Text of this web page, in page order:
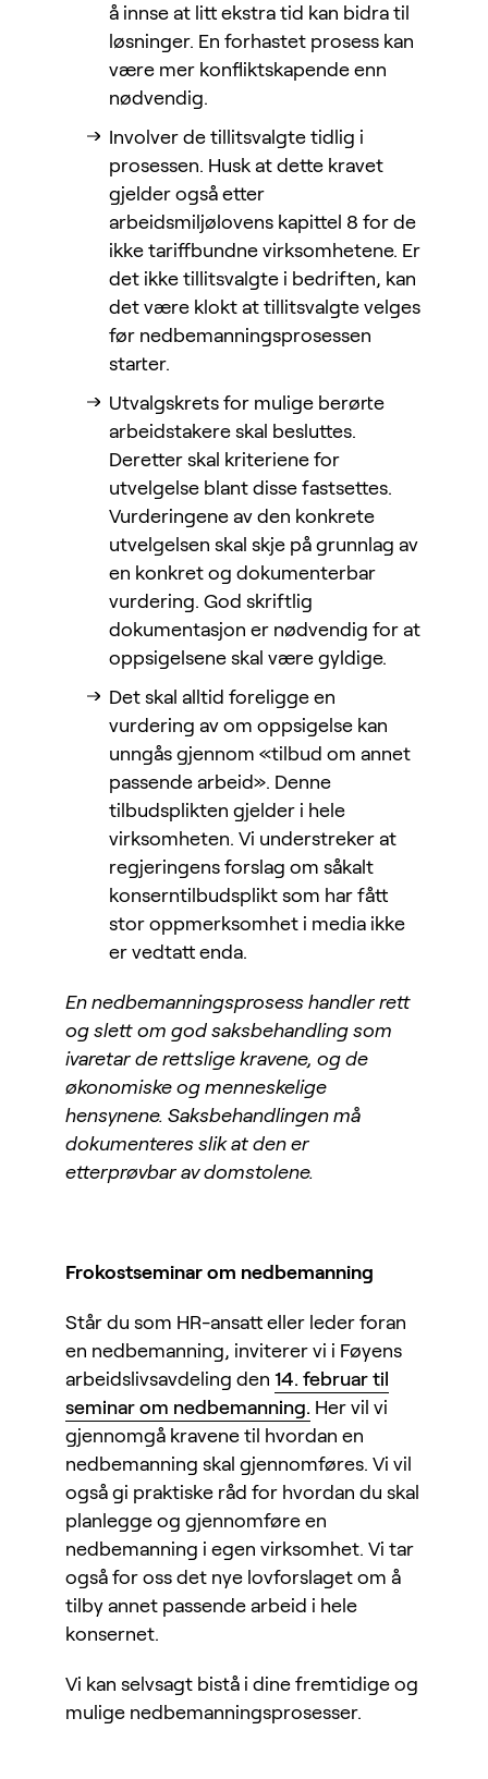
å innse at litt ekstra tid kan bidra til
løsninger. En forhastet prosess kan
være mer konfliktskapende enn
nødvendig.
Involver de tillitsvalgte tidlig i
prosessen. Husk at dette kravet
gjelder også etter
arbeidsmiljølovens kapittel 8 for de
ikke tariffbundne virksomhetene. Er
det ikke tillitsvalgte i bedriften, kan
det være klokt at tillitsvalgte velges
før nedbemanningsprosessen
starter.
Utvalgskrets for mulige berørte
arbeidstakere skal besluttes.
Deretter skal kriteriene for
utvelgelse blant disse fastsettes.
Vurderingene av den konkrete
utvelgelsen skal skje på grunnlag av
en konkret og dokumenterbar
vurdering. God skriftlig
dokumentasjon er nødvendig for at
oppsigelsene skal være gyldige.
Det skal alltid foreligge en
vurdering av om oppsigelse kan
unngås gjennom «tilbud om annet
passende arbeid». Denne
tilbudsplikten gjelder i hele
virksomheten. Vi understreker at
regjeringens forslag om såkalt
konserntilbudsplikt som har fått
stor oppmerksomhet i media ikke
er vedtatt enda.
En nedbemanningsprosess handler rett
og slett om god saksbehandling som
ivaretar de rettslige kravene, og de
økonomiske og menneskelige
hensynene. Saksbehandlingen må
dokumenteres slik at den er
etterprøvbar av domstolene.
Frokostseminar om nedbemanning
Står du som HR-ansatt eller leder foran
en nedbemanning, inviterer vi i Føyens
arbeidslivsavdeling den 14. februar til
seminar om nedbemanning. Her vil vi
gjennomgå kravene til hvordan en
nedbemanning skal gjennomføres. Vi vil
også gi praktiske råd for hvordan du skal
planlegge og gjennomføre en
nedbemanning i egen virksomhet. Vi tar
også for oss det nye lovforslaget om å
tilby annet passende arbeid i hele
konsernet.
Vi kan selvsagt bistå i dine fremtidige og
mulige nedbemanningsprosesser.